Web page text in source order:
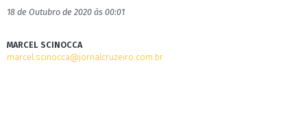
18 de Outubro de 2020 às 00:01
MARCEL SCINOCCA
marcel.scinocca@jornalcruzeiro.com.br